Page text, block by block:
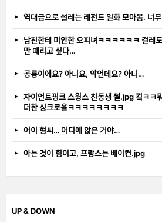
역대급으로 설레는 레전드 일화 모아봄.
남친한테 미안한 오피녀ㅋㅋㅋㅋㅋㅋ
만 때리고 싶다…
공룡이에요? 아니요, 악언데요? 아니…
자이언트핑크 스윙스 친동생 썰.jpg 컼
더한 싱크로율ㅋㅋㅋㅋㅋㅋㅋㅋ
어이 형씨… 어디에 앉은 거야…
아는 것이 힘이고, 프랑스는 베이컨.jpg
UP & DOWN